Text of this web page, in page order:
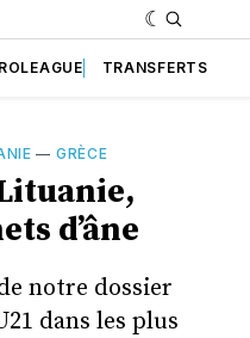
TRANSFERTS
— GRÈCE
d’âne
notre dossier
dans les plus